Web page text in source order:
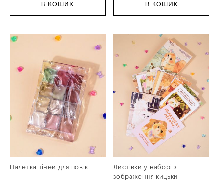
В КОШИК В КОШИК
Палетка тіней для повік
Листівки у наборі з
зображення кицьки